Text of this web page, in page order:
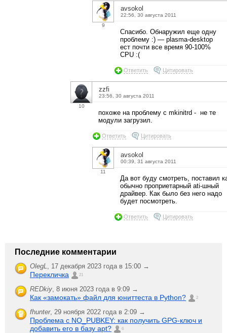
9
avsokol
22:56, 30 августа 2011
Спасибо. Обнаружил еще одну
проблему :) — plasma-desktop
ест почти все время 90-100%
CPU :(
Ответить Цитировать
10
zzfi
23:56, 30 августа 2011
похоже на проблему с mkinitrd - не те
модули загрузил.
Ответить Цитировать
11
avsokol
00:39, 31 августа 2011
Да вот буду смотреть, поставил
обычно проприетарный ati-шный
драйвер. Как было без него надо
будет посмотреть.
Ответить Цитировать
Последние комментарии
OlegL 17 декабря 2023 года в 15:00 →
Перекличка 21
REDkiy 8 июня 2023 года в 9:09 →
Как «замокать» файл для юниттеста в Python? 2
fhunter, 29 ноября 2022 года в 2:09 →
Проблема с NO_PUBKEY: как получить GPG-ключ и
добавить его в базу apt?
6